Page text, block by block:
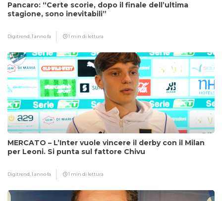
Pancaro: “Certe scorie, dopo il finale dell’ultima
stagione, sono inevitabili”
Digitrend,1 anno fa 1 min di lettura
MERCATO – L’Inter vuole vincere il derby con il Milan
per Leoni. Si punta sul fattore Chivu
Digitrend,1 anno fa 1 min di lettura